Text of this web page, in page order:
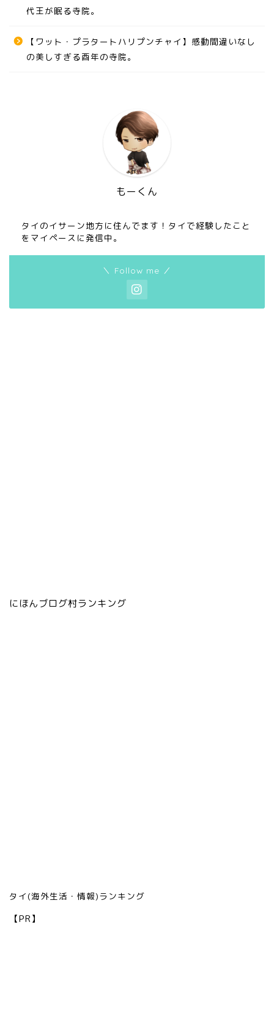
代王が眠る寺院。
【ワット・プラタートハリプンチャイ】感動間違いなし
の美しすぎる酉年の寺院。
もーくん
タイのイサーン地方に住んでます！タイで経験したこと
をマイペースに発信中。
＼ Follow me ／
にほんブログ村ランキング
タイ(海外生活・情報)ランキング
【PR】